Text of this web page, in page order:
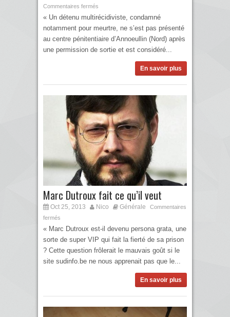
Commentaires fermés
« Un détenu multirécidiviste, condamné
notamment pour meurtre, ne s’est pas présenté
au centre pénitentiaire d’Annoeullin (Nord) après
une permission de sortie et est considéré...
En savoir plus
Marc Dutroux fait ce qu’il veut
Oct 25, 2013 Nico Générale
Commentaires
fermés
« Marc Dutroux est-il devenu persona grata, une
sorte de super VIP qui fait la fierté de sa prison
? Cette question frôlerait le mauvais goût si le
site sudinfo.be ne nous apprenait pas que le...
En savoir plus